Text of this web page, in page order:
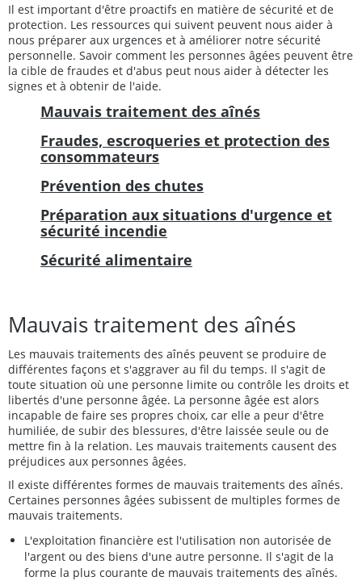
Il est important d'être proactifs en matière de sécurité et de
protection. Les ressources qui suivent peuvent nous aider à
nous préparer aux urgences et à améliorer notre sécurité
personnelle. Savoir comment les personnes âgées peuvent être
la cible de fraudes et d'abus peut nous aider à détecter les
signes et à obtenir de l'aide.
Mauvais traitement des aînés
Fraudes, escroqueries et protection des
consommateurs
Prévention des chutes
Préparation aux situations d'urgence et
sécurité incendie
Sécurité alimentaire
Mauvais traitement des aînés
Les mauvais traitements des aînés peuvent se produire de
différentes façons et s'aggraver au fil du temps. Il s'agit de
toute situation où une personne limite ou contrôle les droits et
libertés d'une personne âgée. La personne âgée est alors
incapable de faire ses propres choix, car elle a peur d'être
humiliée, de subir des blessures, d'être laissée seule ou de
mettre fin à la relation. Les mauvais traitements causent des
préjudices aux personnes âgées.
Il existe différentes formes de mauvais traitements des aînés.
Certaines personnes âgées subissent de multiples formes de
mauvais traitements.
L'exploitation financière est l'utilisation non autorisée de
l'argent ou des biens d'une autre personne. Il s'agit de la
forme la plus courante de mauvais traitements des aînés.